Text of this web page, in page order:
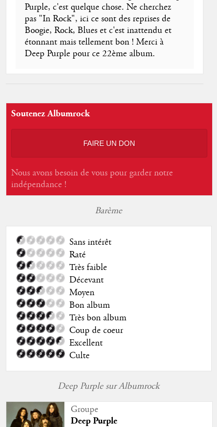
Purple, c'est quelque chose. Ne cherchez
pas "In Rock", ici ce sont des reprises de
Boogie, Rock, Blues et c'est inattendu et
étonnant mais tellement bon ! Merci à
Deep Purple pour ce 22ème album.
Soutenez Albumrock
FAIRE UN DON
Nous avons besoin de vous pour garder notre
indépendance !
Barème
Sans intérêt
Raté
Très faible
Décevant
Moyen
Bon album
Très bon album
Coup de coeur
Excellent
Culte
Deep Purple sur Albumrock
Groupe
Deep Purple